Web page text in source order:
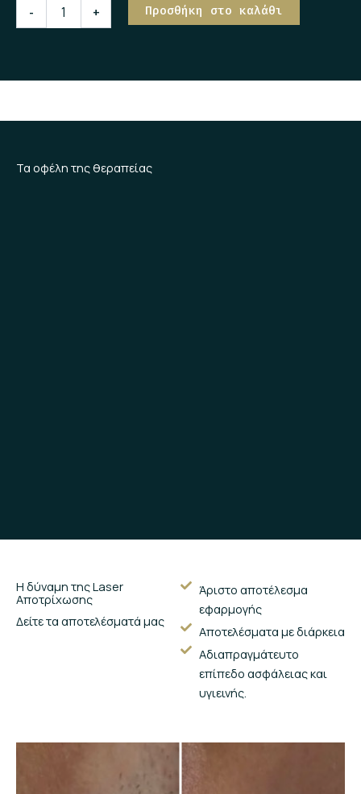
-
Μασχάλες
+ Προσθήκη στο καλάθι
Τα οφέλη της θεραπείας
Η δύναμη της Laser
Αποτρίχωσης
Δείτε τα αποτελέσματά μας
Άριστο αποτέλεσμα
εφαρμογής
Αποτελέσματα με διάρκεια
Αδιαπραγμάτευτο
επίπεδο ασφάλειας και
υγιεινής.